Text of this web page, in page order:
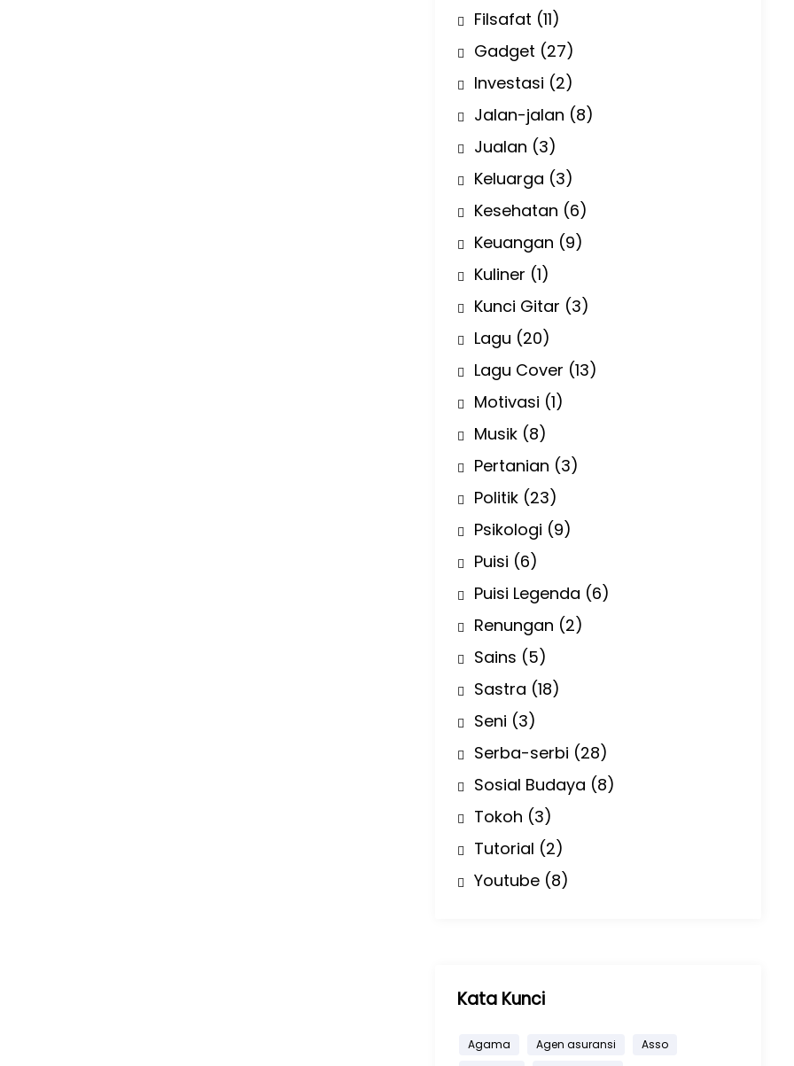
Filsafat (11)
Gadget (27)
Investasi (2)
Jalan-jalan (8)
Jualan (3)
Keluarga (3)
Kesehatan (6)
Keuangan (9)
Kuliner (1)
Kunci Gitar (3)
Lagu (20)
Lagu Cover (13)
Motivasi (1)
Musik (8)
Pertanian (3)
Politik (23)
Psikologi (9)
Puisi (6)
Puisi Legenda (6)
Renungan (2)
Sains (5)
Sastra (18)
Seni (3)
Serba-serbi (28)
Sosial Budaya (8)
Tokoh (3)
Tutorial (2)
Youtube (8)
Kata Kunci
Agama Agen asuransi
Asso